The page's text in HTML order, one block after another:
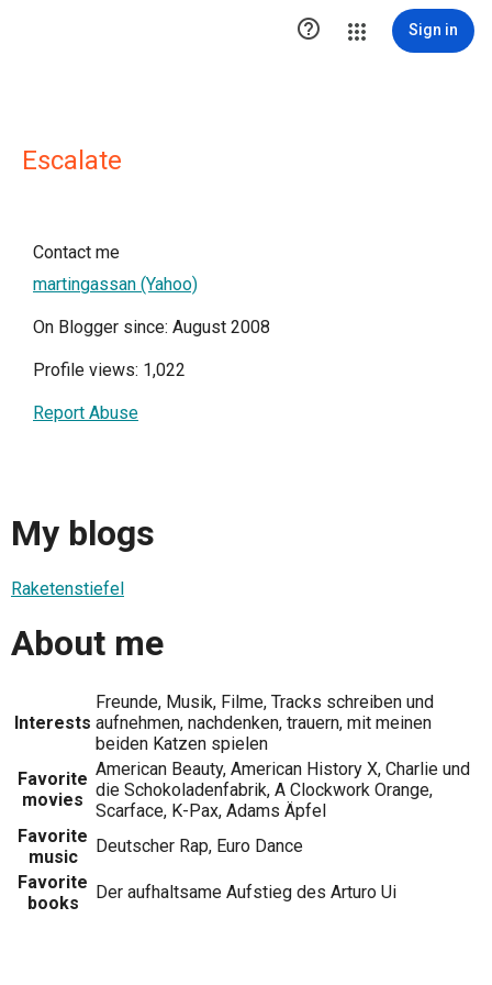
 Sign in
Escalate
Contact me
martingassan (Yahoo)
On Blogger since: August 2008
Profile views: 1,022
Report Abuse
My blogs
Raketenstiefel
About me
Interests
Freunde, Musik, Filme, Tracks schreiben und
aufnehmen, nachdenken, trauern, mit meinen
beiden Katzen spielen
Favorite
movies
American Beauty, American History X, Charlie und
die Schokoladenfabrik, A Clockwork Orange,
Scarface, K-Pax, Adams Äpfel
Favorite
music
Deutscher Rap, Euro Dance
Favorite
books
Der aufhaltsame Aufstieg des Arturo Ui